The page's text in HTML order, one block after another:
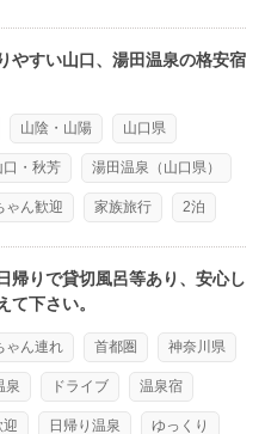
やすい山口、湯田温泉の格安宿
山陰・山陽 山口県
口・秋芳 湯田温泉（山口県）
ゃん歓迎 家族旅行 2泊
帰りで貸切風呂等あり、安心し
て下さい。
ゃん連れ 首都圏 神奈川県
泉 ドライブ 温泉宿
迎 日帰り温泉 ゆっくり